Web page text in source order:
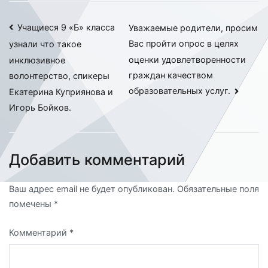
Навигация
по
записям
Учащиеся 9 «Б» класса
узнали что такое
инклюзивное
волонтерство, спикеры
Екатерина Куприянова и
Игорь Бойков.
Уважаемые родители, просим
Вас пройти опрос в целях
оценки удовлетворенности
граждан качеством
образовательных услуг.
Добавить комментарий
Ваш адрес email не будет опубликован. Обязательные поля
помечены *
Комментарий *